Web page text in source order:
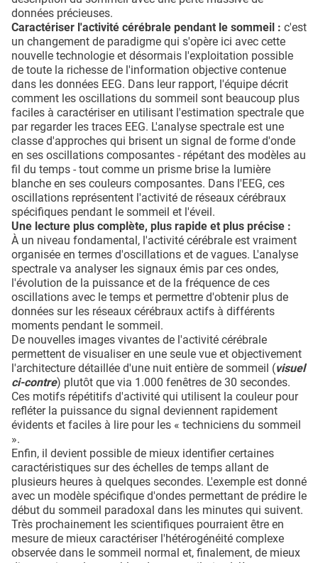
données précieuses.
Caractériser l'activité cérébrale pendant le sommeil : c'est
un changement de paradigme qui s'opère ici avec cette
nouvelle technologie et désormais l'exploitation possible
de toute la richesse de l'information objective contenue
dans les données EEG. Dans leur rapport, l'équipe décrit
comment les oscillations du sommeil sont beaucoup plus
faciles à caractériser en utilisant l'estimation spectrale que
par regarder les traces EEG. L'analyse spectrale est une
classe d'approches qui brisent un signal de forme d'onde
en ses oscillations composantes - répétant des modèles au
fil du temps - tout comme un prisme brise la lumière
blanche en ses couleurs composantes. Dans l'EEG, ces
oscillations représentent l'activité de réseaux cérébraux
spécifiques pendant le sommeil et l'éveil.
Une lecture plus complète, plus rapide et plus précise :
À un niveau fondamental, l'activité cérébrale est vraiment
organisée en termes d'oscillations et de vagues. L'analyse
spectrale va analyser les signaux émis par ces ondes,
l'évolution de la puissance et de la fréquence de ces
oscillations avec le temps et permettre d'obtenir plus de
données sur les réseaux cérébraux actifs à différents
moments pendant le sommeil.
De nouvelles images vivantes de l'activité cérébrale
permettent de visualiser en une seule vue et objectivement
l'architecture détaillée d'une nuit entière de sommeil (visuel
ci-contre) plutôt que via 1.000 fenêtres de 30 secondes.
Ces motifs répétitifs d'activité qui utilisent la couleur pour
refléter la puissance du signal deviennent rapidement
évidents et faciles à lire pour les « techniciens du sommeil
».
Enfin, il devient possible de mieux identifier certaines
caractéristiques sur des échelles de temps allant de
plusieurs heures à quelques secondes. L'exemple est donné
avec un modèle spécifique d'ondes permettant de prédire le
début du sommeil paradoxal dans les minutes qui suivent.
Très prochainement les scientifiques pourraient être en
mesure de mieux caractériser l'hétérogénéité complexe
observée dans le sommeil normal et, finalement, de mieux